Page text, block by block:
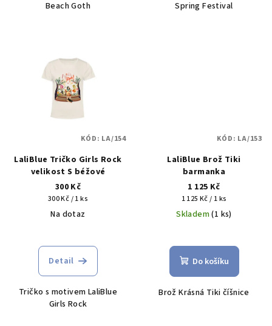
Beach Goth
Spring Festival
LaliBlue Tričko Girls Rock
velikost S béžové
300 Kč
Měrná
cena:
300 Kč / 1 ks
Na dotaz
Detail
Tričko s motivem LaliBlue
Girls Rock
KÓD: LA/154
LaliBlue Brož Tiki
barmanka
1 125 Kč
Měrná
cena:
1 125 Kč / 1 ks
Skladem(1 ks)
Do košíku
Brož Krásná Tiki číšnice
KÓD: LA/153